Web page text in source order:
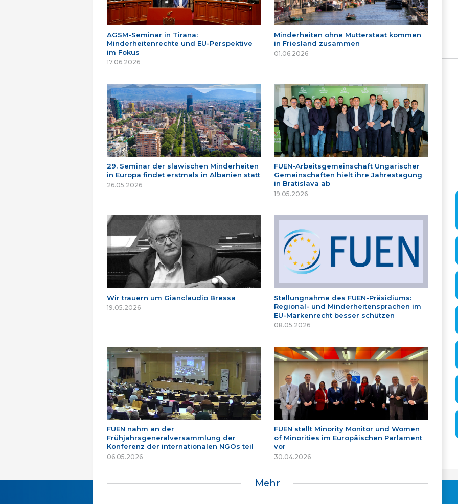
AGSM-Seminar in Tirana:
Minderheitenrechte und EU-Perspektive
im Fokus
17.06.2026
Minderheiten ohne Mutterstaat kommen
in Friesland zusammen
01.06.2026
29. Seminar der slawischen Minderheiten
in Europa findet erstmals in Albanien statt
26.05.2026
FUEN-Arbeitsgemeinschaft Ungarischer
Gemeinschaften hielt ihre Jahrestagung
in Bratislava ab
19.05.2026
Wir trauern um Gianclaudio Bressa
19.05.2026
Stellungnahme des FUEN-Präsidiums:
Regional- und Minderheitensprachen im
EU-Markenrecht besser schützen
08.05.2026
FUEN nahm an der
Frühjahrsgeneralversammlung der
Konferenz der internationalen NGOs teil
06.05.2026
FUEN stellt Minority Monitor und Women
of Minorities im Europäischen Parlament
vor
30.04.2026
Mehr